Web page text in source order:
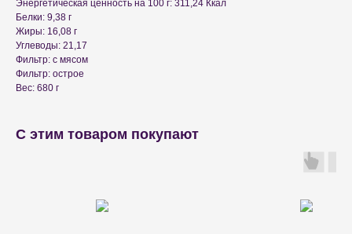
Энергетическая ценность на 100 г: 311,24 Ккал
Белки: 9,38 г
Жиры: 16,08 г
Углеводы: 21,17
Фильтр: с мясом
Фильтр: острое
Вес: 680 г
С этим товаром покупают